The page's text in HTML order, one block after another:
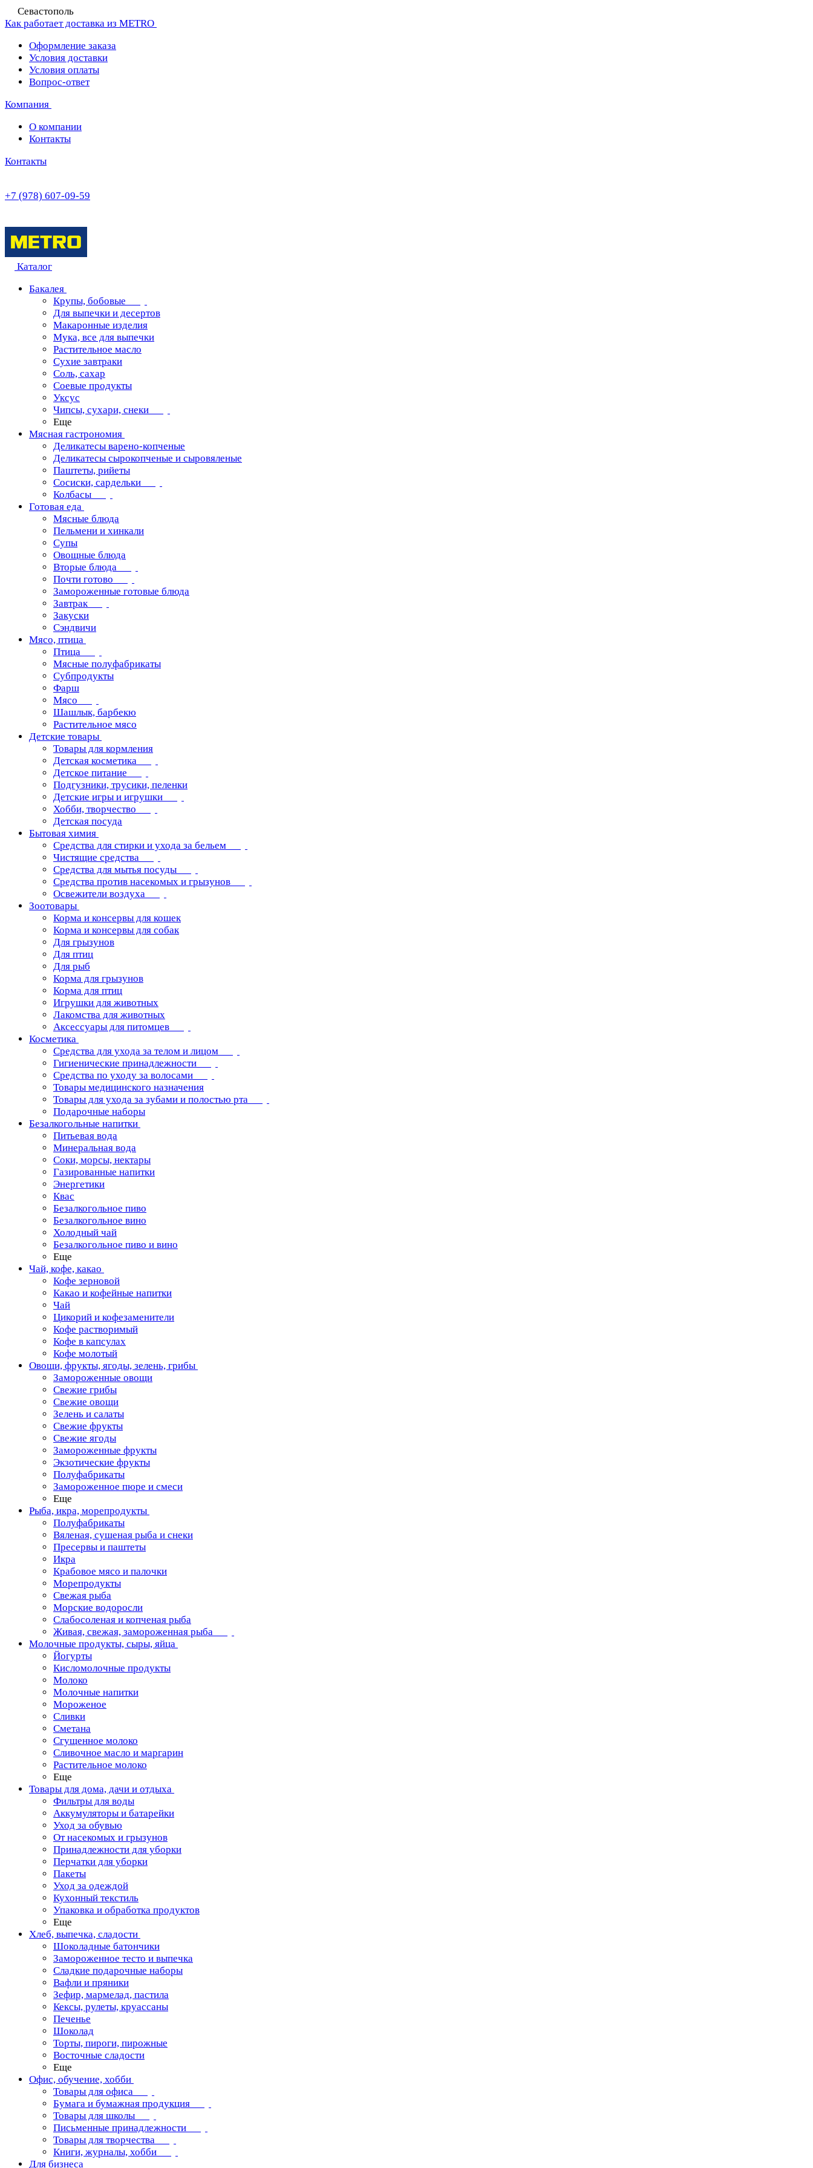
Севастополь
Как работает доставка из METRO
Оформление заказа
Условия доставки
Условия оплаты
Вопрос-ответ
Компания
О компании
Контакты
Контакты
+7 (978) 607-09-59
Каталог
Бакалея
Крупы, бобовые
Для выпечки и десертов
Макаронные изделия
Мука, все для выпечки
Растительное масло
Сухие завтраки
Соль, сахар
Соевые продукты
Уксус
Чипсы, сухари, снеки
Еще
Мясная гастрономия
Деликатесы варено-копченые
Деликатесы сырокопченые и сыровяленые
Паштеты, рийеты
Сосиски, сардельки
Колбасы
Готовая еда
Мясные блюда
Пельмени и хинкали
Супы
Овощные блюда
Вторые блюда
Почти готово
Замороженные готовые блюда
Завтрак
Закуски
Сэндвичи
Мясо, птица
Птица
Мясные полуфабрикаты
Субпродукты
Фарш
Мясо
Шашлык, барбекю
Растительное мясо
Детские товары
Товары для кормления
Детская косметика
Детское питание
Подгузники, трусики, пеленки
Детские игры и игрушки
Хобби, творчество
Детская посуда
Бытовая химия
Средства для стирки и ухода за бельем
Чистящие средства
Средства для мытья посуды
Средства против насекомых и грызунов
Освежители воздуха
Зоотовары
Корма и консервы для кошек
Корма и консервы для собак
Для грызунов
Для птиц
Для рыб
Корма для грызунов
Корма для птиц
Игрушки для животных
Лакомства для животных
Аксессуары для питомцев
Косметика
Средства для ухода за телом и лицом
Гигиенические принадлежности
Средства по уходу за волосами
Товары медицинского назначения
Товары для ухода за зубами и полостью рта
Подарочные наборы
Безалкогольные напитки
Питьевая вода
Минеральная вода
Соки, морсы, нектары
Газированные напитки
Энергетики
Квас
Безалкогольное пиво
Безалкогольное вино
Холодный чай
Безалкогольное пиво и вино
Еще
Чай, кофе, какао
Кофе зерновой
Какао и кофейные напитки
Чай
Цикорий и кофезаменители
Кофе растворимый
Кофе в капсулах
Кофе молотый
Овощи, фрукты, ягоды, зелень, грибы
Замороженные овощи
Свежие грибы
Свежие овощи
Зелень и салаты
Свежие фрукты
Свежие ягоды
Замороженные фрукты
Экзотические фрукты
Полуфабрикаты
Замороженное пюре и смеси
Еще
Рыба, икра, морепродукты
Полуфабрикаты
Вяленая, сушеная рыба и снеки
Пресервы и паштеты
Икра
Крабовое мясо и палочки
Морепродукты
Свежая рыба
Морские водоросли
Слабосоленая и копченая рыба
Живая, свежая, замороженная рыба
Молочные продукты, сыры, яйца
Йогурты
Кисломолочные продукты
Молоко
Молочные напитки
Мороженое
Сливки
Сметана
Сгущенное молоко
Сливочное масло и маргарин
Растительное молоко
Еще
Товары для дома, дачи и отдыха
Фильтры для воды
Аккумуляторы и батарейки
Уход за обувью
От насекомых и грызунов
Принадлежности для уборки
Перчатки для уборки
Пакеты
Уход за одеждой
Кухонный текстиль
Упаковка и обработка продуктов
Еще
Хлеб, выпечка, сладости
Шоколадные батончики
Замороженное тесто и выпечка
Сладкие подарочные наборы
Вафли и пряники
Зефир, мармелад, пастила
Кексы, рулеты, круассаны
Печенье
Шоколад
Торты, пироги, пирожные
Восточные сладости
Еще
Офис, обучение, хобби
Товары для офиса
Бумага и бумажная продукция
Товары для школы
Письменные принадлежности
Товары для творчества
Книги, журналы, хобби
Для бизнеса